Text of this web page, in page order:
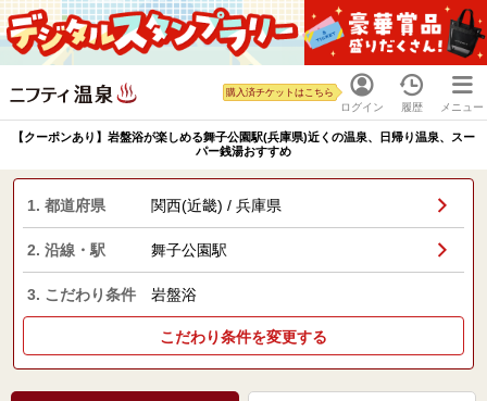
ログイン
購入済チケットはこちら
履歴 メニュー
【クーポンあり】岩盤浴が楽しめる舞子公園駅(兵庫県)近くの温泉、日帰り温泉、スー
パー銭湯おすすめ
1. 都道府県 関西(近畿) / 兵庫県
2. 沿線・駅 舞子公園駅
3. こだわり条件 岩盤浴
こだわり条件を変更する